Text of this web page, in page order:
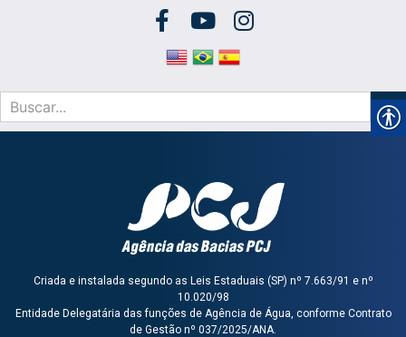
Criada e instalada segundo as Leis Estaduais (SP) nº 7.663/91 e nº
10.020/98
Entidade Delegatária das funções de Agência de Água, conforme Contrato
de Gestão nº 037/2025/ANA.